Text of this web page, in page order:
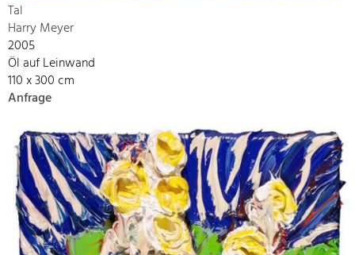
Tal
Harry Meyer
2005
Öl auf Leinwand
110 x 300 cm
Anfrage